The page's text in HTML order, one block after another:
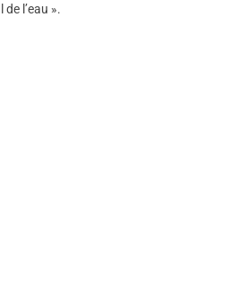
l’eau ».